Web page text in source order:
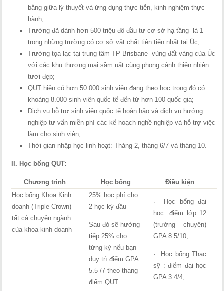
bằng giữa lý thuyết và ứng dụng thực tiễn, kinh nghiệm thực
hành;
Trường đã dành hơn 500 triệu đô đầu tư cơ sở hạ tầng- là 1
trong những trường có cơ sở vật chất tiên tiến nhất tại Úc;
Trường tọa lạc tại trung tâm TP Brisbane- vùng đất vàng của Úc
với các khu thương mại sầm uất cùng phong cảnh thiên nhiên
tươi đẹp;
QUT hiện có hơn 50.000 sinh viên đang theo học trong đó có
khoảng 8.000 sinh viên quốc tế đến từ hơn 100 quốc gia;
Dịch vụ hỗ trợ sinh viên quốc tế hoàn hảo và dịch vụ hướng
nghiệp tư vấn miễn phí các kế hoạch nghề nghiệp và hỗ trợ việc
làm cho sinh viên;
Thời gian nhập học linh hoạt: Tháng 2, tháng 6/7 và tháng 10.
II. Học bổng QUT:
Chương trình Học bổng
Điều kiện
Học bổng Khoa Kinh
doanh (Triple Crown)
tất cả chuyên ngành
của khoa kinh doanh
25% học phí cho
2 học kỳ đầu
Sau đó sẽ hưởng
tiếp 25% cho
từng kỳ nếu bạn
duy trì điểm GPA
5.5 /7 theo thang
điểm QUT
· Học bổng đại
học: điểm lớp 12
(trường chuyên)
GPA 8.5/10;
· Học bổng Thạc
sỹ : điểm đại học
GPA 3.4/4;